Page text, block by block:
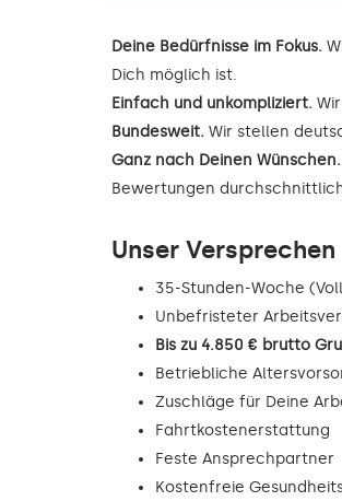
Deine Bedürfnisse im Fokus.
Dich möglich ist.
Einfach und unkompliziert.
Bundesweit. Wir stellen
Ganz nach Deinen Wünschen.
Bewertungen
Unser Versprechen
35-Stunden-Woche
Unbefristeter
Bis zu 4.850 € brutto
Betriebliche
Zuschläge für Deine
Fahrtkostenerstattung
Feste Ansprechpartner
Kostenfreie